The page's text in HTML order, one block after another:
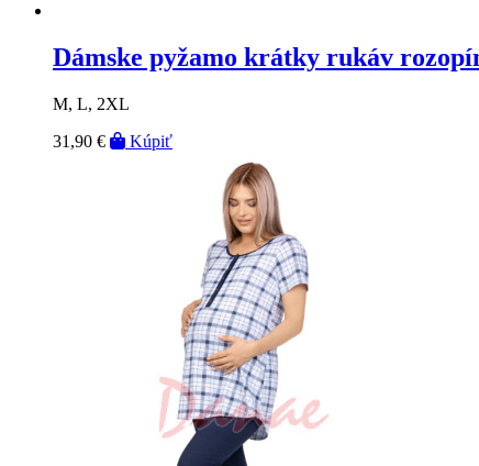
Dámske pyžamo krátky rukáv
M, L, 2XL
31,90 €
Kúpiť